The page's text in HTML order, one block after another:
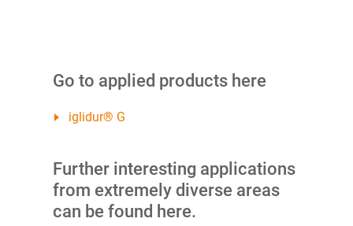
Go to applied products here
iglidur® G
Further interesting applications
from extremely diverse areas
can be found here.